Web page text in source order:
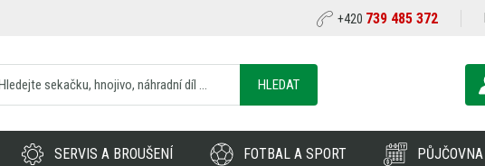
+420 739 485 372
HLEDAT
SERVIS A BROUŠENÍ FOTBAL A SPORT PŮJČOVNA